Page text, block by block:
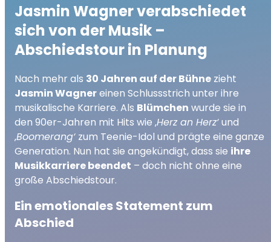
Jasmin Wagner verabschiedet
sich von der Musik –
Abschiedstour in Planung
Nach mehr als 30 Jahren auf der Bühne zieht
Jasmin Wagnereinen Schlussstrich unter ihre
musikalische Karriere. Als Blümchen wurde sie in
den 90er-Jahren mit Hits wie ‚Herz an Herz‘und
‚Boomerang‘ zum Teenie-Idol und prägte eine ganze
Generation. Nun hat sie angekündigt, dass sie ihre
Musikkarriere beendet – doch nicht ohne eine
große Abschiedstour.
Ein emotionales Statement zum
Abschied